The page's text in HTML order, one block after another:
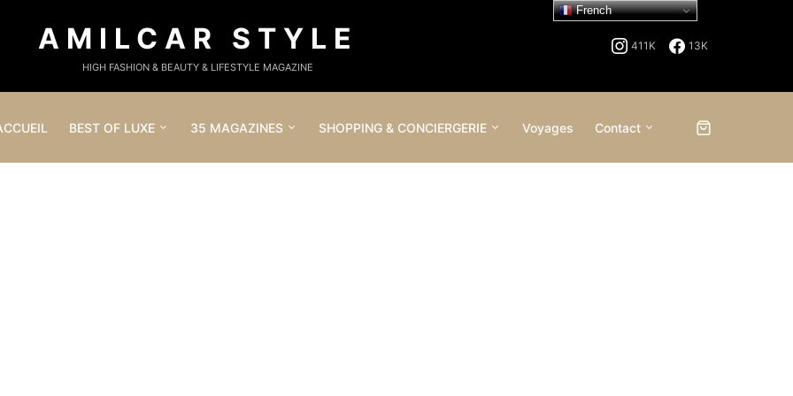
AMILCAR STYLE
HIGH FASHION & BEAUTY & LIFESTYLE MAGAZINE
411K 13K
BEST OF LUXE 35 MAGAZINES SHOPPING & CONCIERGERIE Voyages Contact
French